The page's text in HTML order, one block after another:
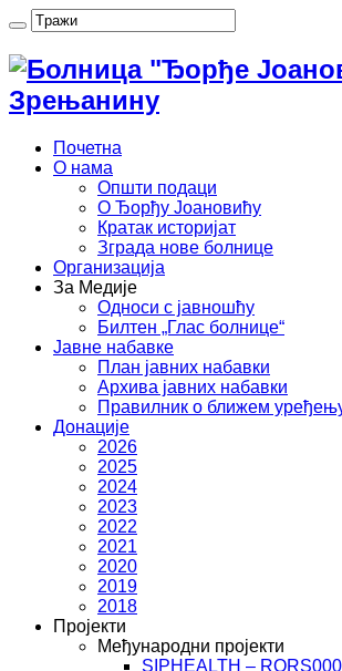
Зрењанину
Почетна
О нама
Општи подаци
О Ђорђу Јоановићу
Кратак историјат
Зграда нове болнице
Организација
За Медије
Односи с јавношћу
Билтен „Глас болнице“
Јавне набавке
План јавних набавки
Архива јавних набавки
Правилник о ближем
Донације
2026
2025
2024
2023
2022
2021
2020
2019
2018
Пројекти
Међународни пројекти
SIPHEALTH –